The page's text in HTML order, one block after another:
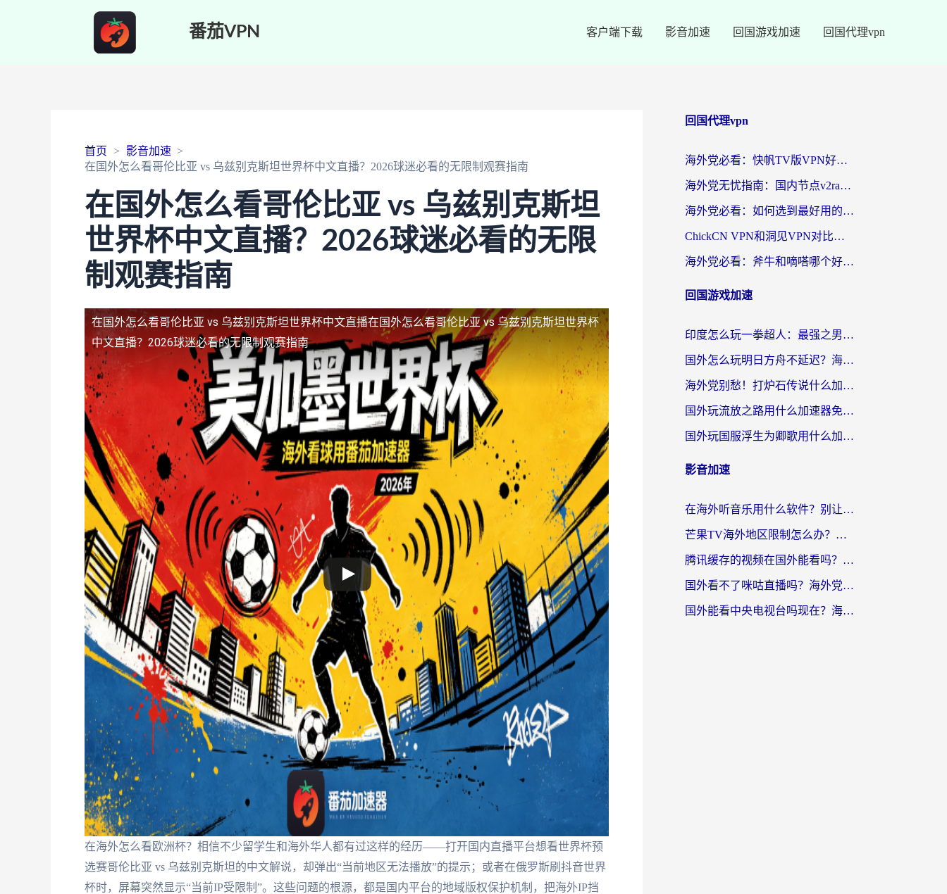
番茄VPN 客户端下载 影音加速 回国游戏加速 回国代理vpn
首页
影音加速
在国外怎么看哥伦比亚 vs 乌兹别克斯坦世界杯中文直播？2026球迷必看的无限制观赛指南
在国外怎么看哥伦比亚 vs 乌兹别克斯坦
世界杯中文直播？2026球迷必看的无限
制观赛指南
在国外怎么看哥伦比亚 vs 乌兹别克斯坦世界杯中文直播在国外怎么看哥伦比亚 vs 乌兹别克斯坦世界杯
中文直播？2026球迷必看的无限制观赛指南
在海外怎么看欧洲杯？相信不少留学生和海外华人都有过这样的经历——打开国内直播平台想看世界杯预
选赛哥伦比亚 vs 乌兹别克斯坦的中文解说，却弹出“当前地区无法播放”的提示；或者在俄罗斯刷抖音世界
杯时，屏幕突然显示“当前IP受限制”。这些问题的根源，都是国内平台的地域版权保护机制，把海外IP挡
回国代理vpn
海外党必看：快帆TV版VPN好用吗？和快游VPN对比哪个回国效果更好？附实用避坑指南
海外党无忧指南：国内节点v2ray怎么选？一键回国VPN+多场景实测帮你避坑
海外党必看：如何选到最好用的回国加速器？从节点到售后的全维度指南
ChickCN VPN和洞见VPN对比哪个回国效果更好？海外党亲测3款加速器+避坑指南
海外党必看：斧牛和嘀嗒哪个好？3个维度教你选对回国加速器
回国游戏加速
印度怎么玩一拳超人：最强之男？海外党国服游戏加速避坑指南
国外怎么玩明日方舟不延迟？海外玩家国服游戏加速终极指南（附DNF梦幻诛仙解决方案）
海外党别愁！打炉石传说什么加速器好用？3个实用技巧解决国服游戏卡顿
国外玩流放之路用什么加速器免费？海外党亲测有效的国服游戏加速指南
国外玩国服浮生为卿歌用什么加速器比较好？海外党亲测不踩坑指南
影音加速
在海外听音乐用什么软件？别让地域限制断了你的华语歌单
芒果TV海外地区限制怎么办？海外党追剧看片的实用加速器选择指南
腾讯缓存的视频在国外能看吗？海外党追剧看片的终极解决方案
国外看不了咪咕直播吗？海外党追剧看片的加速器选择指南
国外能看中央电视台吗现在？海外党追剧看央视的实用指南